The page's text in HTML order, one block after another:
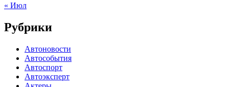
« Июл
Рубрики
Автоновости
Автособытия
Автоспорт
Автоэксперт